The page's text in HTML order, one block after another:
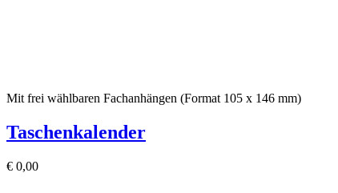
Mit frei wählbaren Fachanhängen (Format 105 x 146 mm)
Taschenkalender
€ 0,00